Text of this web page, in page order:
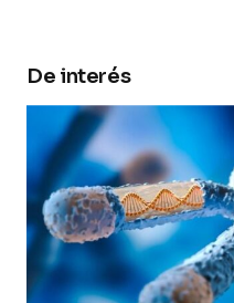
De interés